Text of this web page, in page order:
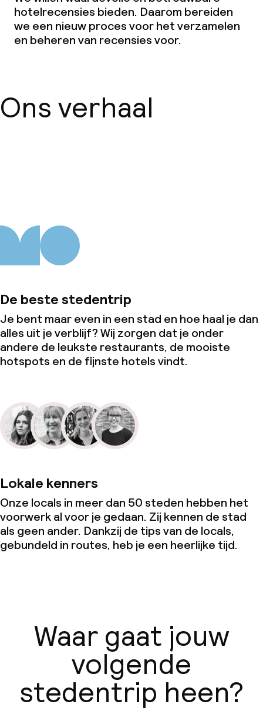
hotelrecensies bieden. Daarom bereiden
we een nieuw proces voor het verzamelen
en beheren van recensies voor.
Ons verhaal
De beste stedentrip
Je bent maar even in een stad en hoe haal je dan
alles uit je verblijf? Wij zorgen dat je onder
andere de leukste restaurants, de mooiste
hotspots en de fijnste hotels vindt.
Lokale kenners
Onze locals in meer dan 50 steden hebben het
voorwerk al voor je gedaan. Zij kennen de stad
als geen ander. Dankzij de tips van de locals,
gebundeld in routes, heb je een heerlijke tijd.
Waar gaat jouw
volgende
stedentrip heen?